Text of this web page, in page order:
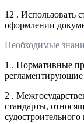
12 . Использовать
оформлении
Необходимые
1 . Нормативные
регламентирующие
2 .
стандарты,